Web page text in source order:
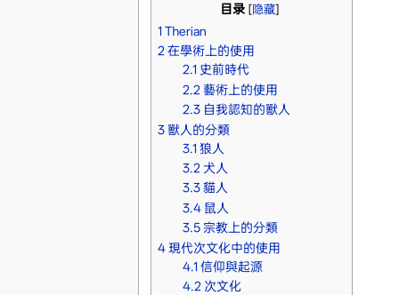
目录 [隐藏]
1 Therian
2 在學術上的使用
2.1 史前時代
2.2 藝術上的使用
2.3 自我認知的獸人
3 獸人的分類
3.1狼人
3.2 犬人
3.3貓人
3.4 鼠人
3.5宗教上的分類
4 現代次文化中的使用
4.1 信仰與起源
4.2 次文化